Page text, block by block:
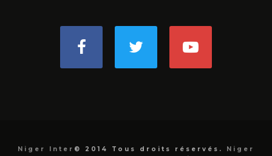
Niger Inter © 2014 Tous droits réservés. Niger